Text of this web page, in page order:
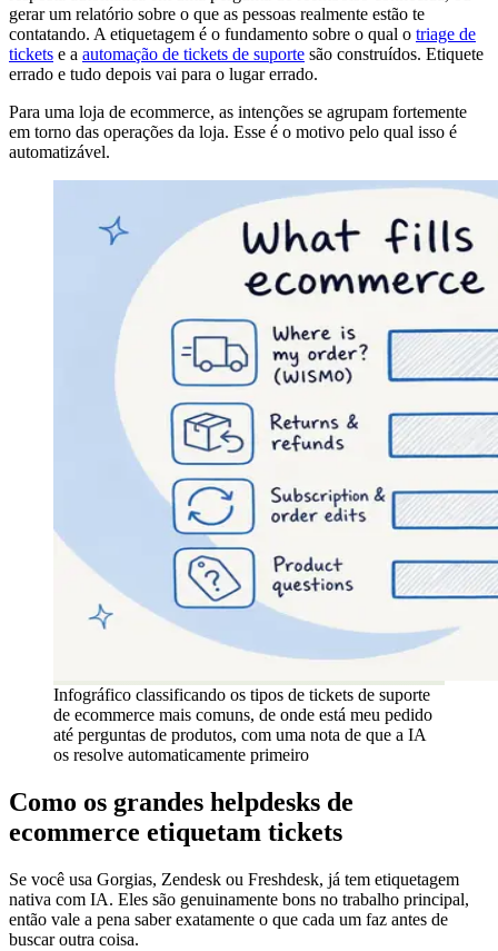
gerar um relatório sobre o que as pessoas realmente estão te
contatando. A etiquetagem é o fundamento sobre o qual o triage de
tickets e a automação de tickets de suporte são construídos. Etiquete
errado e tudo depois vai para o lugar errado.
Para uma loja de ecommerce, as intenções se agrupam fortemente
em torno das operações da loja. Esse é o motivo pelo qual isso é
automatizável.
Infográfico classificando os tipos de tickets de suporte
de ecommerce mais comuns, de onde está meu pedido
até perguntas de produtos, com uma nota de que a IA
os resolve automaticamente primeiro
Como os grandes helpdesks de
ecommerce etiquetam tickets
Se você usa Gorgias, Zendesk ou Freshdesk, já tem etiquetagem
nativa com IA. Eles são genuinamente bons no trabalho principal,
então vale a pena saber exatamente o que cada um faz antes de
buscar outra coisa.